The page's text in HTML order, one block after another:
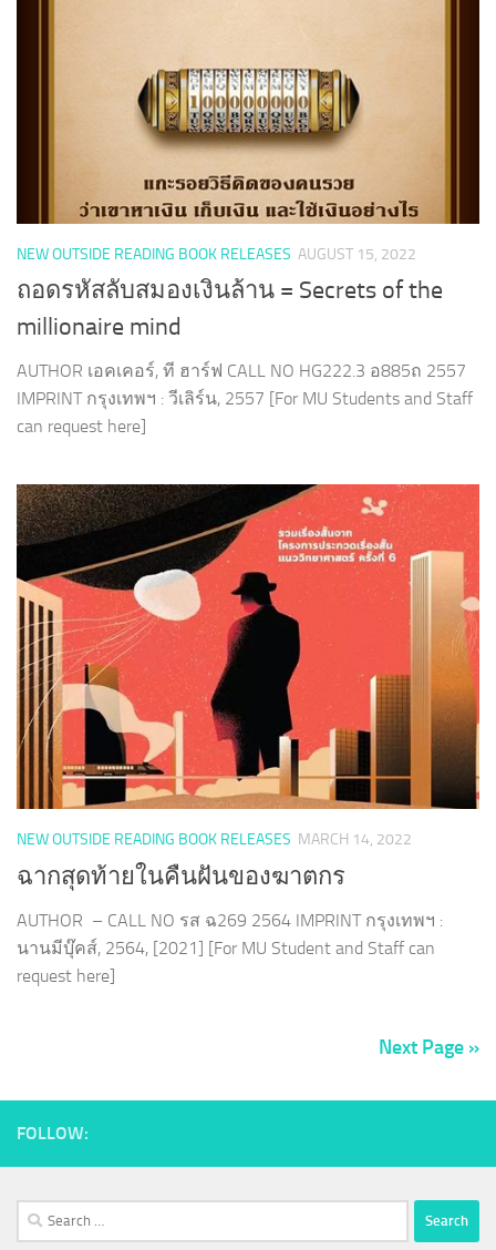
NEW OUTSIDE READING BOOK RELEASES AUGUST 15, 2022
ถอดรหัสลับสมองเงินล้าน = Secrets of the
millionaire mind
AUTHOR เอคเคอร์, ที ฮาร์ฟ CALL NO HG222.3 อ885ถ 2557
IMPRINT กรุงเทพฯ : วีเลิร์น, 2557 [For MU Students and Staff
can request here]
NEW OUTSIDE READING BOOK RELEASES MARCH 14, 2022
ฉากสุดท้ายในคืนฝันของฆาตกร
AUTHOR – CALL NO รส ฉ269 2564 IMPRINT กรุงเทพฯ :
นานมีบุ๊คส์, 2564, [2021] [For MU Student and Staff can
request here]
Next Page »
FOLLOW:
Search
for: